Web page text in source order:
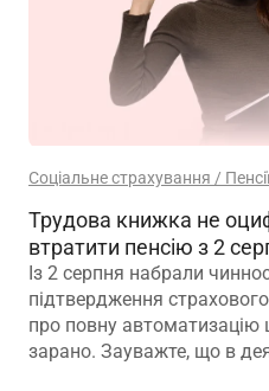
Соціальне страхування / Пенсії
Трудова книжка не
втратити пенсію з 2
Із 2 серпня набрали
підтвердження
про повну автоматизацію
зарано. Зауважте, що в